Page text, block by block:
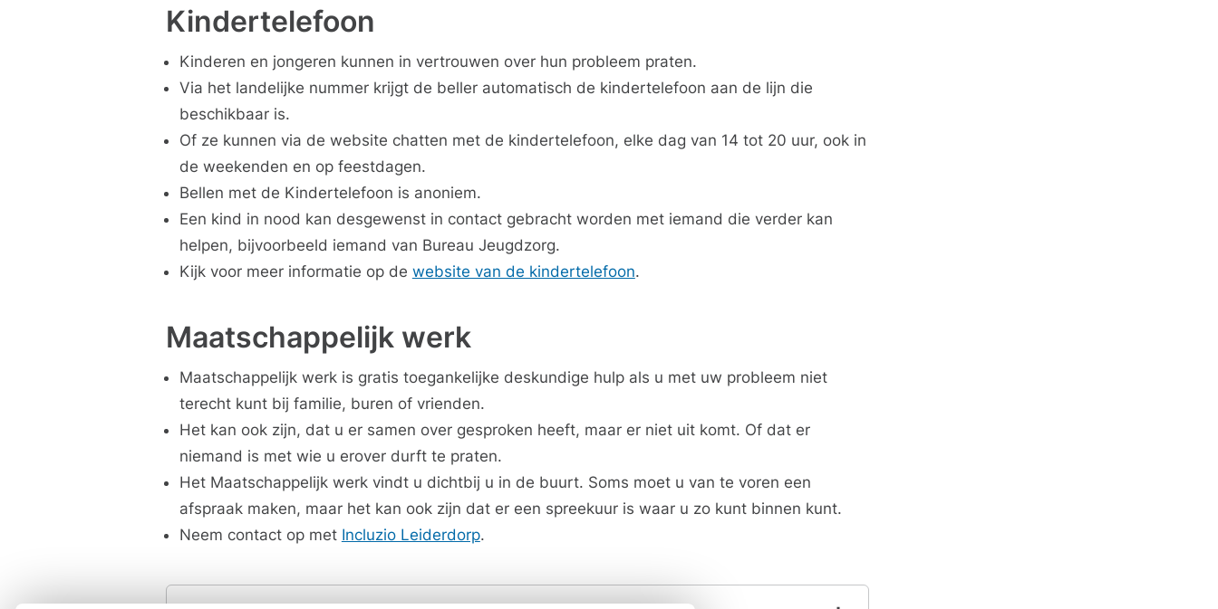
Kindertelefoon
Kinderen en jongeren kunnen in vertrouwen over hun probleem praten.
Via het landelijke nummer krijgt de beller automatisch de kindertelefoon aan de lijn die
beschikbaar is.
Of ze kunnen via de website chatten met de kindertelefoon, elke dag van 14 tot 20 uur, ook in
de weekenden en op feestdagen.
Bellen met de Kindertelefoon is anoniem.
Een kind in nood kan desgewenst in contact gebracht worden met iemand die verder kan
helpen, bijvoorbeeld iemand van Bureau Jeugdzorg.
Kijk voor meer informatie op de website van de kindertelefoon.
Maatschappelijk werk
Maatschappelijk werk is gratis toegankelijke deskundige hulp als u met uw probleem niet
terecht kunt bij familie, buren of vrienden.
Het kan ook zijn, dat u er samen over gesproken heeft, maar er niet uit komt. Of dat er
niemand is met wie u erover durft te praten.
Het Maatschappelijk werk vindt u dichtbij u in de buurt. Soms moet u van te voren een
afspraak maken, maar het kan ook zijn dat er een spreekuur is waar u zo kunt binnen kunt.
Neem contact op met Incluzio Leiderdorp.